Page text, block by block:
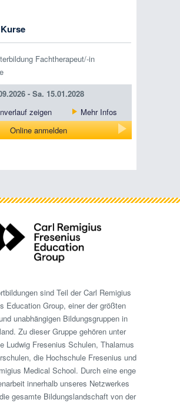
Fachtherapeut/-in
- Sa. 15.01.2028
zeigen
Mehr Infos
Online anmelden
sind Teil der Carl Remigius
Education Group, einer der größten
unabhängigen Bildungsgruppen in
Zu dieser Gruppe gehören unter
Ludwig Fresenius Schulen, Thalamus
die Hochschule Fresenius und
Medical School. Durch eine enge
innerhalb unseres Netzwerkes
gesamte Bildungslandschaft von der